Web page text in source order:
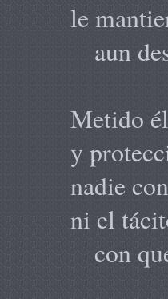
le
aun
Metido
y
nadie
ni el
con